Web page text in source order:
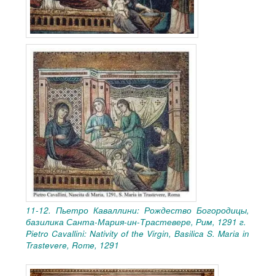
11-12. Пьетро Каваллини: Рождество Богородицы,
базилика Санта-Мария-ин-Трастевере, Рим, 1291 г.
Pietro Cavallini: Nativity of the Virgin, Basilica S. Maria in
Trastevere, Rome, 1291